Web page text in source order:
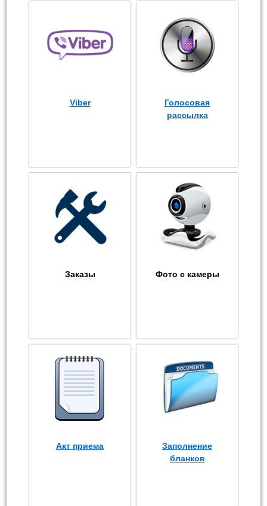
Viber
Голосовая
рассылка
Заказы Фото с камеры
Акт приема
Заполнение
бланков